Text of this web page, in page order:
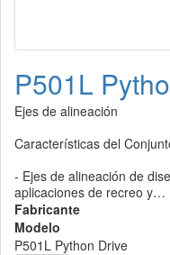
P501L
Ejes de alineación
Características del
- Ejes de alineación de
aplicaciones de recreo y…
Fabricante
Modelo
P501L Python Drive